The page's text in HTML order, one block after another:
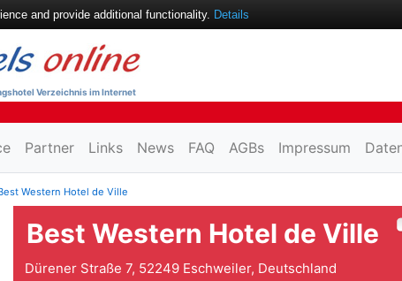
Verzeichnis im Internet
Partner Links News FAQ AGBs Impressum
Western Hotel de Ville
Best Western Hotel de Ville
Dürener Straße 7, 52249 Eschweiler, Deutschland
and provide additional functionality. Details